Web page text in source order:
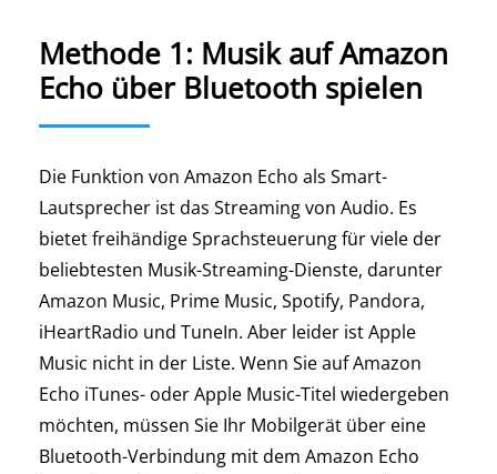
Methode 1: Musik auf Amazon
Echo über Bluetooth spielen
Die Funktion von Amazon Echo als Smart-
Lautsprecher ist das Streaming von Audio. Es
bietet freihändige Sprachsteuerung für viele der
beliebtesten Musik-Streaming-Dienste, darunter
Amazon Music, Prime Music, Spotify, Pandora,
iHeartRadio und TuneIn. Aber leider ist Apple
Music nicht in der Liste. Wenn Sie auf Amazon
Echo iTunes- oder Apple Music-Titel wiedergeben
möchten, müssen Sie Ihr Mobilgerät über eine
Bluetooth-Verbindung mit dem Amazon Echo